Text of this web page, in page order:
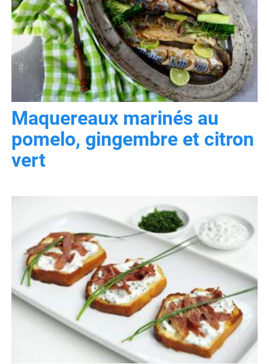
Maquereaux marinés au
pomelo, gingembre et citron
vert